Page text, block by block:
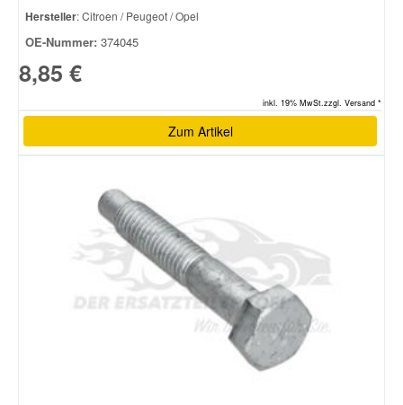
Hersteller: Citroen / Peugeot / Opel
OE-Nummer: 374045
8,85 €
inkl. 19% MwSt.zzgl. Versand *
Zum Artikel